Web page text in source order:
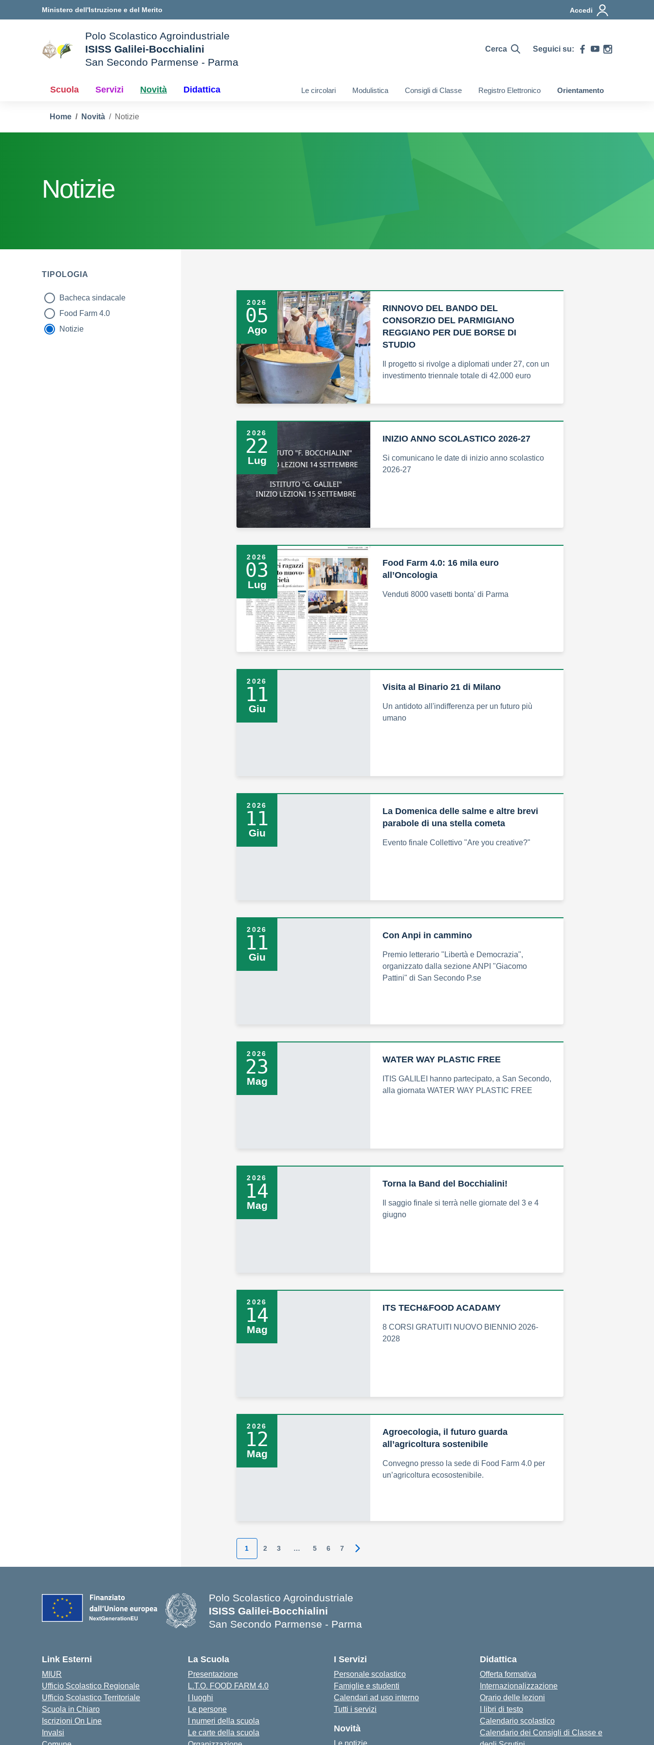
Ministero dell'Istruzione e del Merito Accedi
Polo Scolastico Agroindustriale
ISISS Galilei-Bocchialini
San Secondo Parmense - Parma
Cerca Seguici su:
Scuola Servizi Novità Didattica Le circolari Modulistica Consigli di Classe Registro Elettronico Orientamento
Home Novità Notizie
Notizie
TIPOLOGIA
tipologia di articoli
Bacheca sindacale
Food Farm 4.0
Notizie
2026
05
Ago
RINNOVO DEL BANDO DEL
CONSORZIO DEL PARMIGIANO
REGGIANO PER DUE BORSE DI
STUDIO
Il progetto si rivolge a diplomati under 27, con un
investimento triennale totale di 42.000 euro
2026
22
Lug
INIZIO ANNO SCOLASTICO 2026-27
Si comunicano le date di inizio anno scolastico
2026-27
2026
03
Lug
Food Farm 4.0: 16 mila euro
all’Oncologia
Venduti 8000 vasetti bonta' di Parma
2026
11
Giu
Visita al Binario 21 di Milano
Un antidoto all'indifferenza per un futuro più
umano
2026
11
Giu
La Domenica delle salme e altre brevi
parabole di una stella cometa
Evento finale Collettivo "Are you creative?"
2026
11
Giu
Con Anpi in cammino
Premio letterario "Libertà e Democrazia",
organizzato dalla sezione ANPI "Giacomo
Pattini" di San Secondo P.se
2026
23
Mag
WATER WAY PLASTIC FREE
ITIS GALILEI hanno partecipato, a San Secondo,
alla giornata WATER WAY PLASTIC FREE
2026
14
Mag
Torna la Band del Bocchialini!
Il saggio finale si terrà nelle giornate del 3 e 4
giugno
2026
14
Mag
ITS TECH&FOOD ACADAMY
8 CORSI GRATUITI NUOVO BIENNIO 2026-
2028
2026
12
Mag
Agroecologia, il futuro guarda
all’agricoltura sostenibile
Convegno presso la sede di Food Farm 4.0 per
un’agricoltura ecosostenibile.
1 2 3 … 5 6 7 Pagina successiva
Polo Scolastico Agroindustriale
ISISS Galilei-Bocchialini
San Secondo Parmense - Parma
Link Esterni
MIUR
Ufficio Scolastico Regionale
Ufficio Scolastico Territoriale
Scuola in Chiaro
Iscrizioni On Line
Invalsi
La Scuola
Presentazione
L.T.O. FOOD FARM 4.0
I luoghi
Le persone
I numeri della scuola
Le carte della scuola
I Servizi
Personale scolastico
Famiglie e studenti
Calendari ad uso interno
Tutti i servizi
Novità
Le notizie
Didattica
Offerta formativa
Internazionalizzazione
Orario delle lezioni
I libri di testo
Calendario scolastico
Calendario dei Consigli di Classe e